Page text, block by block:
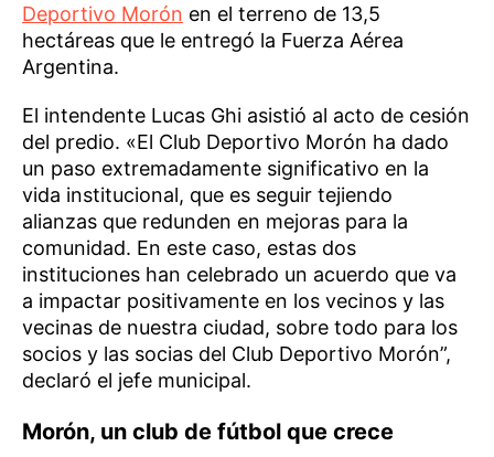
Deportivo Morón en el terreno de 13,5
hectáreas que le entregó la Fuerza Aérea
Argentina.
El intendente Lucas Ghi asistió al acto de cesión
del predio. «El Club Deportivo Morón ha dado
un paso extremadamente significativo en la
vida institucional, que es seguir tejiendo
alianzas que redunden en mejoras para la
comunidad. En este caso, estas dos
instituciones han celebrado un acuerdo que va
a impactar positivamente en los vecinos y las
vecinas de nuestra ciudad, sobre todo para los
socios y las socias del Club Deportivo Morón”,
declaró el jefe municipal.
Morón, un club de fútbol que crece